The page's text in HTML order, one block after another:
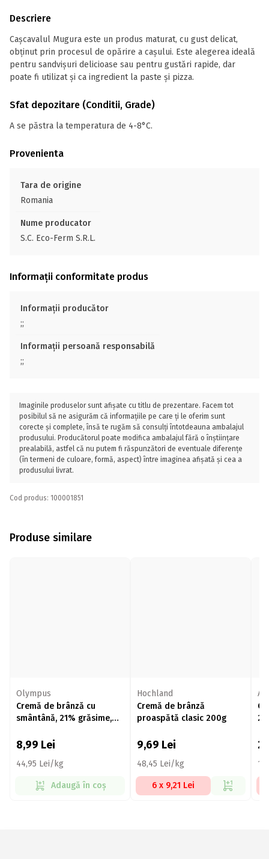
Descriere
Cașcavalul Mugura este un produs maturat, cu gust delicat,
obținut prin procesul de opărire a cașului. Este alegerea ideală
pentru sandvișuri delicioase sau pentru gustări rapide, dar
poate fi utilizat și ca ingredient la paste și pizza.
Sfat depozitare (Conditii, Grade)
A se păstra la temperatura de 4-8°C.
Provenienta
Tara de origine
Romania
Nume producator
S.C. Eco-Ferm S.R.L.
Informații conformitate produs
Informații producător
;;
Informații persoană responsabilă
;;
Imaginile produselor sunt afișate cu titlu de prezentare. Facem tot
posibilul să ne asigurăm că informațiile pe care ți le oferim sunt
corecte și complete, însă te rugăm să consulți întotdeauna ambalajul
produsului. Producătorul poate modifica ambalajul fără o înștiințare
prealabilă, astfel că nu putem fi răspunzători de eventuale diferențe
(în termeni de culoare, formă, aspect) între imaginea afișată și cea a
produsului livrat.
Cod produs: 100001851
Produse similare
Olympus
Cremă de brânză cu
smântână, 21% grăsime,
8,99 Lei
44,95 Lei/kg
Adaugă în coș
Hochland
Cremă de brânză
proaspătă clasic 200g
9,69 Lei
48,45 Lei/kg
6 x 9,21 Lei